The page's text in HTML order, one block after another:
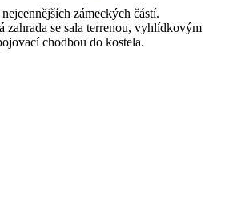
zámeckých částí.
zahrada se sala terrenou, vyhlídkovým
chodbou do kostela.